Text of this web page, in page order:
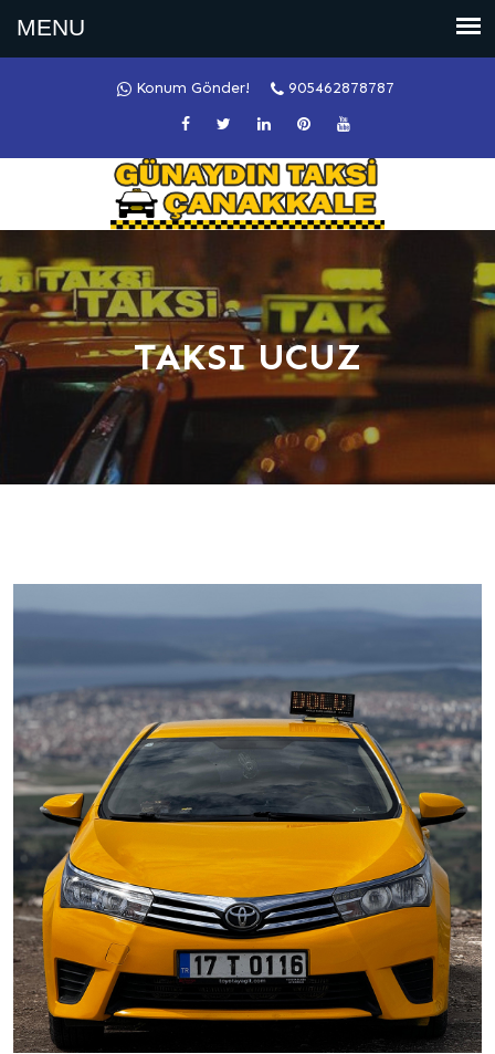
Konum Gönder! 905462878787
TAKSI UCUZ